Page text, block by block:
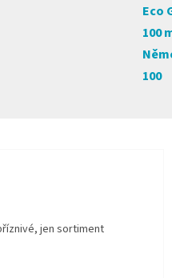
Eco
100
100
4 z 5 hvězdiček.
jen sortiment